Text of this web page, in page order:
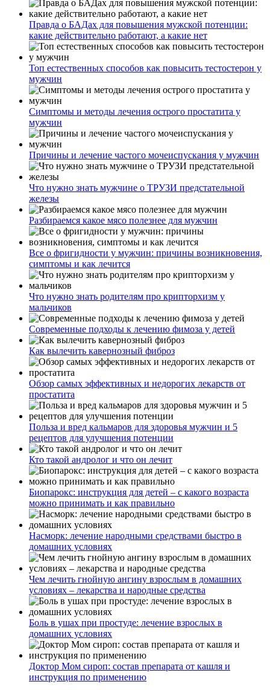
Правда о БАДах для повышения мужской потенции:
какие действительно работают, а какие нет
Топ естественных способов как повысить тестостерон у
мужчин
Симптомы и методы лечения острого простатита у
мужчин
Причины и лечение частого мочеиспускания у мужчин
Что нужно знать мужчине о ТРУЗИ предстательной
железы
Разбираемся какое мясо полезнее для мужчин
Все о фригидности у мужчин: причины возникновения,
симптомы и как лечится
Что нужно знать родителям про крипторхизм у
мальчиков
Современные подходы к лечению фимоза у детей
Как вылечить кавернозный фиброз
Обзор самых эффективных и недорогих лекарств от
простатита
Польза и вред кальмаров для здоровья мужчин и 5
рецептов для улучшения потенции
Кто такой андролог и что он лечит
Биопарокс: инструкция для детей – с какого возраста
можно принимать и как правильно
Насморк: лечение народными средствами быстро в
домашних условиях
Чем лечить гнойную ангину взрослым в домашних
условиях – лекарства и народные средства
Боль в ушах при простуде: лечение взрослых в
домашних условиях
Доктор Мом сироп: состав препарата от кашля и
инструкция по применению